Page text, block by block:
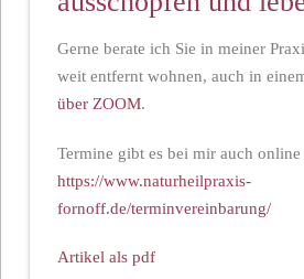
Gerne berate ich Sie in meiner
weit entfernt wohnen, auch in
über ZOOM.
Termine gibt es bei mir auch
https://www.naturheilpraxis-
fornoff.de/terminvereinbarung/
Artikel als pdf